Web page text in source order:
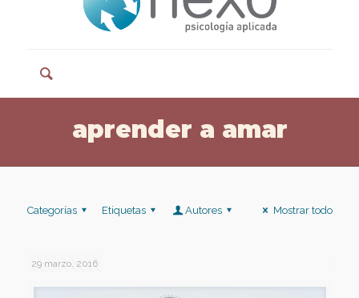
aprender a amar
Categorías Etiquetas Autores Mostrar todo
29 marzo, 2016